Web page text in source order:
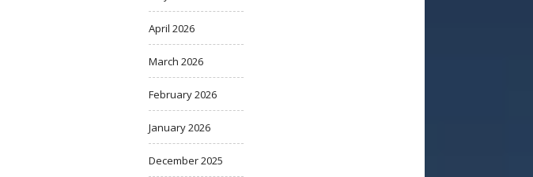
April 2026
March 2026
February 2026
January 2026
December 2025